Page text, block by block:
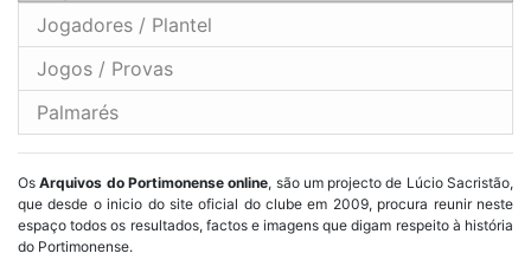
Jogadores / Plantel
Jogos / Provas
Palmarés
OsArquivos do Portimonense online, são um projecto de Lúcio Sacristão,
que desde o inicio do site oficial do clube em 2009, procura reunir neste
espaço todos os resultados, factos e imagens que digam respeito à história
do Portimonense.